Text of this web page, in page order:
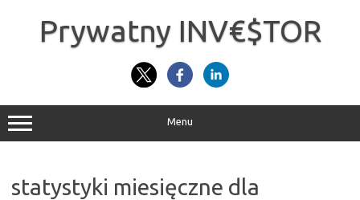
Prywatny INV€$TOR
Menu
statystyki miesięczne dla